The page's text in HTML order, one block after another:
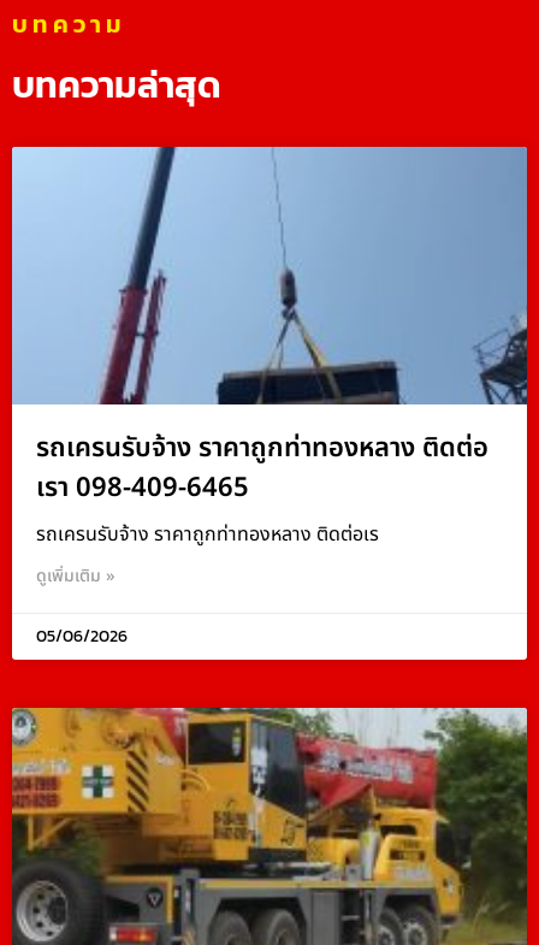
บทความ
บทความล่าสุด
รถเครนรับจ้าง ราคาถูกท่าทองหลาง ติดต่อ
เรา 098-409-6465
รถเครนรับจ้าง ราคาถูกท่าทองหลาง ติดต่อเร
ดูเพิ่มเติม »
05/06/2026